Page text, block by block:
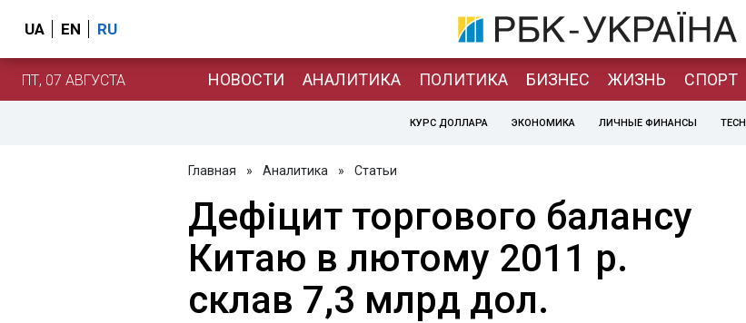
UA EN RU
ПТ, 07 АВГУСТА НОВОСТИ АНАЛИТИКА ПОЛИТИКА БИЗНЕС ЖИЗНЬ СПОРТ
КУРС ДОЛЛАРА ЭКОНОМИКА ЛИЧНЫЕ ФИНАНСЫ TECH
Главная » Аналитика » Статьи
Дефіцит торгового балансу
Китаю в лютому 2011 р.
склав 7,3 млрд дол.